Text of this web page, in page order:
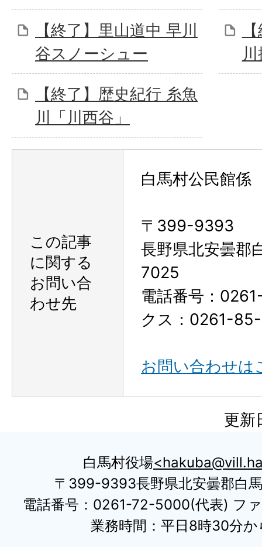
【終了】里山道中 早川
谷スノーシュー
【終了】歴史紀行 糸魚
川「川西谷」
この記事
に関する
お問い合
わせ先
白馬村公民館係
〒399-9393
長野県北安曇郡
7025
電話番号：
クス：0261-
お問い合わせは
更新
白馬村役場
〒399-9393長野県北安曇郡白
電話番号：0261-72-5000(代表) フ
業務時間：平日8時30分か